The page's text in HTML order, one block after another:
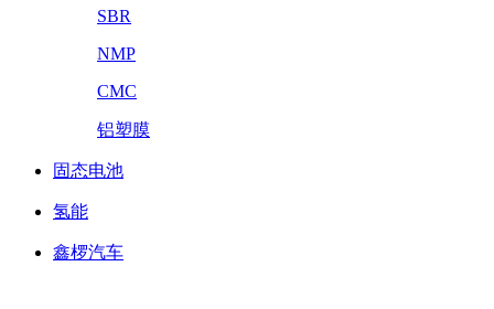
SBR
NMP
CMC
铝塑膜
固态电池
氢能
鑫椤汽车